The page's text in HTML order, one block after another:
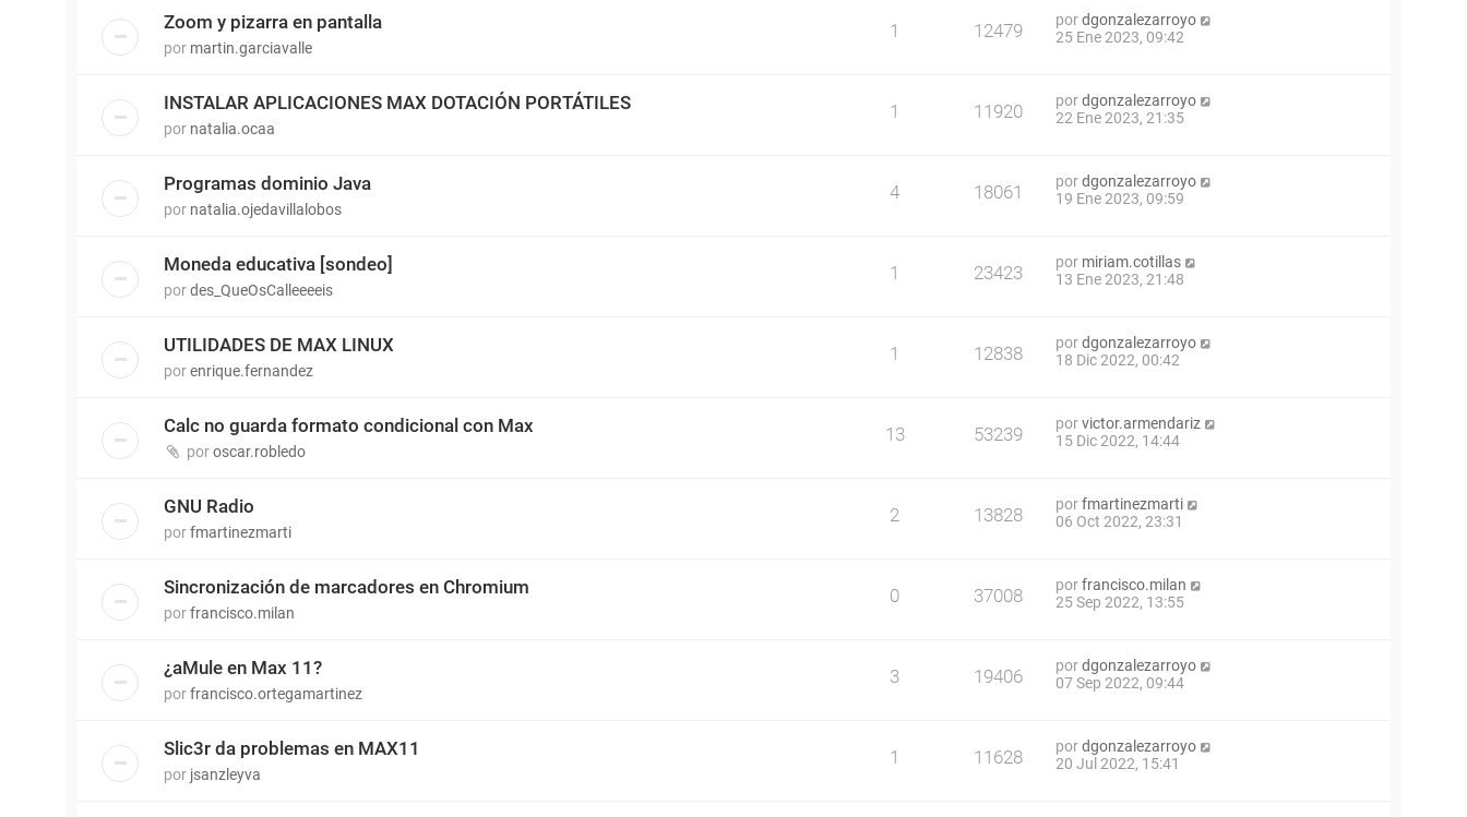
Zoom y pizarra en pantalla
por martin.garciavalle
1 12479 pordgonzalezarroyo
25 Ene 2023, 09:42
INSTALAR APLICACIONES MAX DOTACIÓN PORTÁTILES
por natalia.ocaa
1 11920 pordgonzalezarroyo
22 Ene 2023, 21:35
Programas dominio Java
por natalia.ojedavillalobos
4 18061 pordgonzalezarroyo
19 Ene 2023, 09:59
Moneda educativa [sondeo]
pordes_QueOsCalleeeeis
1 23423 por miriam.cotillas
13 Ene 2023, 21:48
UTILIDADES DE MAX LINUX
porenrique.fernandez
1 12838 pordgonzalezarroyo
18 Dic 2022, 00:42
Calc no guarda formato condicional con Max
poroscar.robledo
13 53239 porvictor.armendariz
15 Dic 2022, 14:44
GNU Radio
porfmartinezmarti
2 13828 porfmartinezmarti
06 Oct 2022, 23:31
Sincronización de marcadores en Chromium
porfrancisco.milan
0 37008 porfrancisco.milan
25 Sep 2022, 13:55
¿aMule en Max 11?
porfrancisco.ortegamartinez
3 19406 pordgonzalezarroyo
07 Sep 2022, 09:44
Slic3r da problemas en MAX11
por jsanzleyva
1 11628 pordgonzalezarroyo
20 Jul 2022, 15:41